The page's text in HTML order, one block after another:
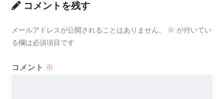
コメントを残す
メールアドレスが公開されることはありません。 ※ が付いてい
る欄は必須項目です
コメント ※